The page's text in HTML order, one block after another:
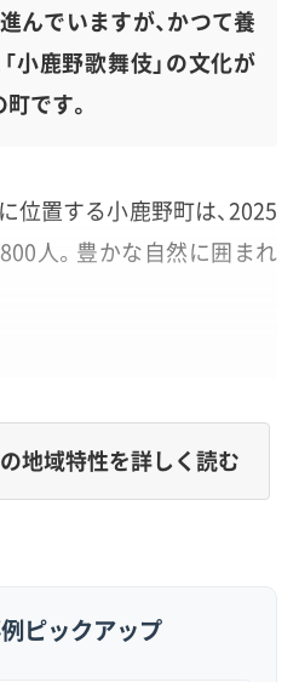
んでいますが、かつて養
小鹿野歌舞伎」の文化が
です。
位置する小鹿野町は、2025
人。豊かな自然に囲まれ
が増える一因にもなって
化を育みました。この歴史
地域特性を詳しく読む
ピックアップ